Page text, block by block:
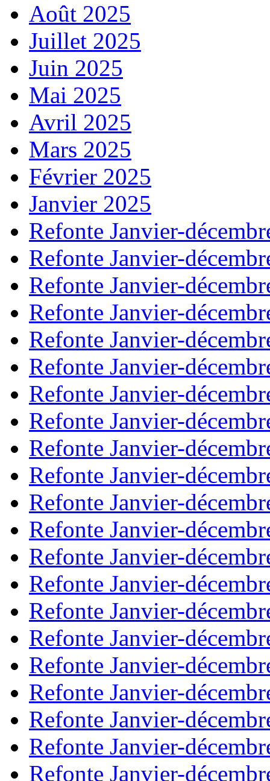
Août 2025
Juillet 2025
Juin 2025
Mai 2025
Avril 2025
Mars 2025
Février 2025
Janvier 2025
Refonte Janvier-
Refonte Janvier-
Refonte Janvier-
Refonte Janvier-
Refonte Janvier-
Refonte Janvier-
Refonte Janvier-
Refonte Janvier-
Refonte Janvier-
Refonte Janvier-
Refonte Janvier-
Refonte Janvier-
Refonte Janvier-
Refonte Janvier-
Refonte Janvier-
Refonte Janvier-
Refonte Janvier-
Refonte Janvier-
Refonte Janvier-
Refonte Janvier-
Refonte Janvier-